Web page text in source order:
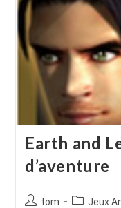
Earth and
d’aventure
Auteur/autrice
tom
PostJeux